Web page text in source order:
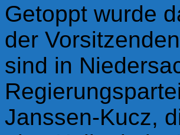
Getoppt wurde
der
sind in
Janssen-Kucz,